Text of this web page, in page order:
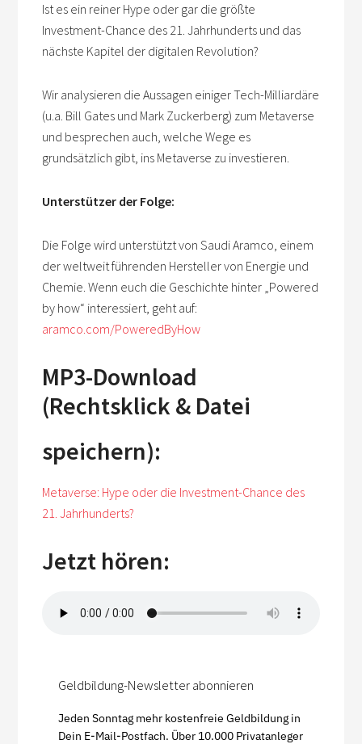
Ist es ein reiner Hype oder gar die größte
Investment-Chance des 21. Jahrhunderts und das
nächste Kapitel der digitalen Revolution?
Wir analysieren die Aussagen einiger Tech-Milliardäre
(u.a. Bill Gates und Mark Zuckerberg) zum Metaverse
und besprechen auch, welche Wege es
grundsätzlich gibt, ins Metaverse zu investieren.
Unterstützer der Folge:
Die Folge wird unterstützt von Saudi Aramco, einem
der weltweit führenden Hersteller von Energie und
Chemie. Wenn euch die Geschichte hinter „Powered
by how“ interessiert, geht auf:
aramco.com/PoweredByHow
MP3-Download
(Rechtsklick & Datei
speichern):
Metaverse: Hype oder die Investment-Chance des
21. Jahrhunderts?
Jetzt hören:
Geldbildung-Newsletter abonnieren
Jeden Sonntag mehr kostenfreie Geldbildung in
Dein E-Mail-Postfach. Über 10.000 Privatanleger